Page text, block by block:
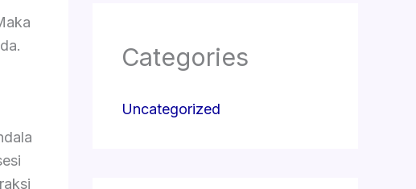
Categories
Uncategorized